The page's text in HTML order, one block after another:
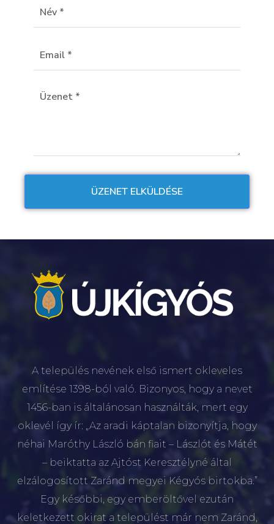
A település nevének első ismert okleveles
említése 1398-ból való. Bizonyos, hogy a nevet
1456-ban is általánosan használták, mert egy
oklevél így ír: „Az aradi káptalan bizonyítja, hogy
néhai Maróthy László bán fiait – Lászlót és Mátét
– beiktatta az Ajtóst Keresztélyné által
elzálogosított Zaránd megyei Kégyós birtokba.”
Egy későbbi, egy emberöltővel ezután
keletkezett okirat a települést már nem Zaránd,